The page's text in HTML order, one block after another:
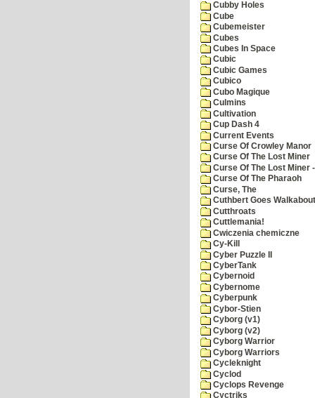
Cubby Holes
Cube
Cubemeister
Cubes
Cubes In Space
Cubic
Cubic Games
Cubico
Cubo Magique
Culmins
Cultivation
Cup Dash 4
Current Events
Curse Of Crowley Manor
Curse Of The Lost Miner
Curse Of The Lost Miner
Curse Of The Pharaoh
Curse, The
Cuthbert Goes Walkabout
Cutthroats
Cuttlemania!
Cwiczenia chemiczne
Cy-Kill
Cyber Puzzle II
CyberTank
Cybernoid
Cybernome
Cyberpunk
Cybor-Stien
Cyborg (v1)
Cyborg (v2)
Cyborg Warrior
Cyborg Warriors
Cycleknight
Cyclod
Cyclops Revenge
Cyctriks